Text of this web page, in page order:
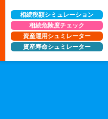
相続税額シミュレーション
相続危険度チェック
資産運用シュミレーター
資産寿命シュミレーター